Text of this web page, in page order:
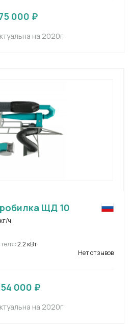
000 ₽
на 2020г
ЩД 10
ч
2.2 кВт
Нет отзывов
000 ₽
на 2020г